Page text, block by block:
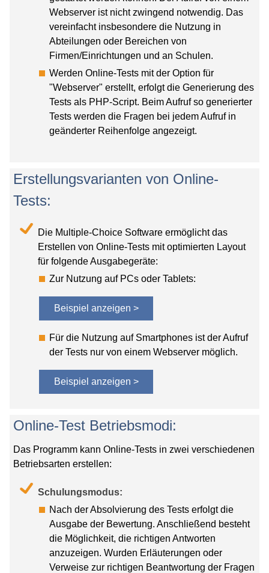
Webserver ist nicht zwingend notwendig. Das
vereinfacht insbesondere die Nutzung in
Abteilungen oder Bereichen von
Firmen/Einrichtungen und an Schulen.
Werden Online-Tests mit der Option für
"Webserver" erstellt, erfolgt die Generierung des
Tests als PHP-Script. Beim Aufruf so generierter
Tests werden die Fragen bei jedem Aufruf in
geänderter Reihenfolge angezeigt.
Erstellungsvarianten von Online-
Tests:
Die Multiple-Choice Software ermöglicht das
Erstellen von Online-Tests mit optimierten Layout
für folgende Ausgabegeräte:
Zur Nutzung auf PCs oder Tablets:
Beispiel anzeigen >
Für die Nutzung auf Smartphones ist der Aufruf
der Tests nur von einem Webserver möglich.
Beispiel anzeigen >
Online-Test Betriebsmodi:
Das Programm kann Online-Tests in zwei verschiedenen
Betriebsarten erstellen:
Schulungsmodus:
Nach der Absolvierung des Tests erfolgt die
Ausgabe der Bewertung. Anschließend besteht
die Möglichkeit, die richtigen Antworten
anzuzeigen. Wurden Erläuterungen oder
Verweise zur richtigen Beantwortung der Fragen